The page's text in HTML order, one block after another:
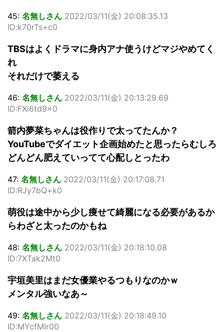
45: 名無しさん 2022/03/11(金) 20:08:35.13
ID:k70rTs+c0
TBSはよくドラマに身内アナ使うけどマジやめてく
れ
それだけで萎える
46: 名無しさん 2022/03/11(金) 20:13:29.69
ID:FXi6td9x0
箭内夢菜ちゃんは役作りで太ってたんか？
YouTubeでダイエット企画始めたと思ったらむしろ
どんどん肥えていってて心配しとったわ
47: 名無しさん 2022/03/11(金) 20:17:08.71
ID:RJy7bQ+k0
萌役は途中から少し痩せて綺麗になる必要があるか
らわざと太ったのかもね
48: 名無しさん 2022/03/11(金) 20:18:10.08
ID:7XTak2Mt0
宇垣美里はまだ女優業やるつもりなのかｗ
メンタル強いなあ～
49: 名無しさん 2022/03/11(金) 20:18:49.10
ID:MYcfMIr00